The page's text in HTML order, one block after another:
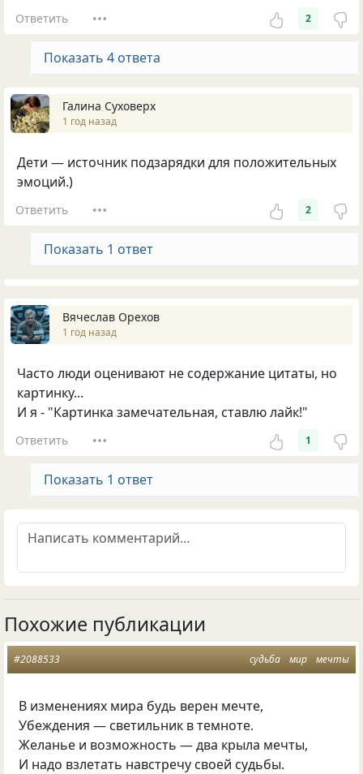
Ответить 2
Показать 4 ответа
Галина Суховерх
1 год назад
Дети — источник подзарядки для положительных
эмоций.)
Ответить 2
Показать 1 ответ
Вячеслав Орехов
1 год назад
Часто люди оценивают не содержание цитаты, но
картинку...
И я - "Картинка замечательная, ставлю лайк!"
Ответить 1
Показать 1 ответ
Похожие публикации
судьба мир мечты
#2088533
В изменениях мира будь верен мечте,
Убеждения — светильник в темноте.
Желанье и возможность — два крыла мечты,
И надо взлетать навстречу своей судьбы.